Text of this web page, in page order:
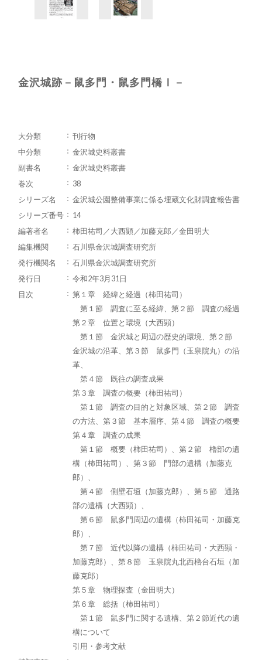
金沢城跡－鼠多門・鼠多門橋Ⅰ－
大分類
刊行物
中分類
金沢城史料叢書
副書名
金沢城史料叢書
巻次
38
シリーズ名
金沢城公園整備事業に係る埋蔵文化財調査報告書
シリーズ番号
14
編著者名
柿田祐司／大西顕／加藤克郎／金田明大
編集機関
石川県金沢城調査研究所
発行機関名
石川県金沢城調査研究所
発行日
令和2年3月31日
目次
第１章 経緯と経過（柿田祐司）
第１節 調査に至る経緯、第２節 調査の経過
第２章 位置と環境（大西顕）
第１節 金沢城と周辺の歴史的環境、第２節
金沢城の沿革、第３節 鼠多門（玉泉院丸）の沿
革、
第４節 既往の調査成果
第３章 調査の概要（柿田祐司）
第１節 調査の目的と対象区域、第２節 調査
の方法、第３節 基本層序、第４節 調査の概要
第４章 調査の成果
第１節 概要（柿田祐司）、第２節 櫓部の遺
構（柿田祐司）、第３節 門部の遺構（加藤克
郎）、
第４節 側壁石垣（加藤克郎）、第５節 通路
部の遺構（大西顕）、
第６節 鼠多門周辺の遺構（柿田祐司・加藤克
郎）、
第７節 近代以降の遺構（柿田祐司・大西顕・
加藤克郎）、第８節 玉泉院丸北西櫓台石垣（加
藤克郎）
第５章 物理探査（金田明大）
第６章 総括（柿田祐司）
第１節 鼠多門に関する遺構、第２節近代の遺
構について
引用・参考文献